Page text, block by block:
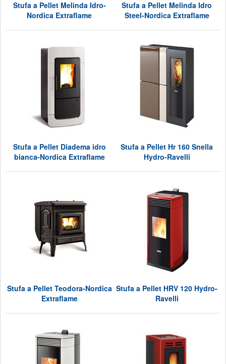
Stufa a Pellet Melinda Idro-
Nordica Extraflame
Stufa a Pellet Melinda Idro
Steel-Nordica Extraflame
Stufa a Pellet Diadema idro
bianca-Nordica Extraflame
Stufa a Pellet Hr 160 Snella
Hydro-Ravelli
Stufa a Pellet Teodora-Nordica
Extraflame
Stufa a Pellet HRV 120 Hydro-
Ravelli